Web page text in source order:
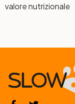
valore nutrizionale